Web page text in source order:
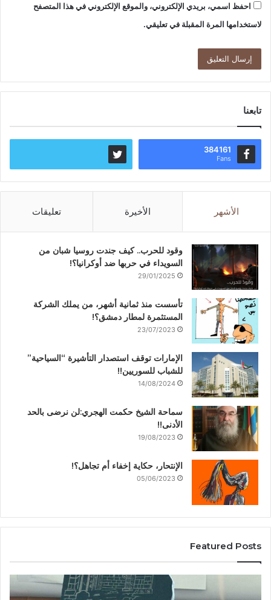
احفظ اسمي، بريدي الإلكتروني، والموقع الإلكتروني في هذا المتصفح
لاستخدامها المرة المقبلة في تعليقي.
تابعنا
384161
Fans
الأشهر الأخيرة تعليقات
وقود للحرب.. كيف جندت روسيا شبان من
السويداء في حربها ضد أوكرانيا؟!
29/01/2025
تأسست منذ ثمانية أشهر، من يملك الشركة
المستثمرة لمطار دمشق؟!
23/07/2023
الإمارات توقف استصدار التأشيرة “السياحية”
للشباب للسوريين!!
14/08/2024
سماحة الشيخ حكمت الهجري:لن نرضى بالحد
الأدنى!!
19/08/2023
الإنتحار، حكاية إخفاء أم تجاهل؟!
05/06/2023
Featured Posts